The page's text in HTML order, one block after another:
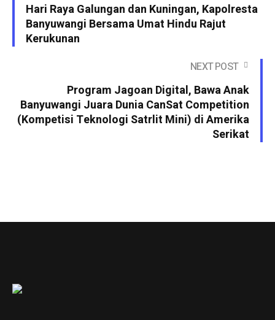
Hari Raya Galungan dan Kuningan, Kapolresta
Banyuwangi Bersama Umat Hindu Rajut
Kerukunan
NEXT POST
Program Jagoan Digital, Bawa Anak
Banyuwangi Juara Dunia CanSat Competition
(Kompetisi Teknologi Satrlit Mini) di Amerika
Serikat